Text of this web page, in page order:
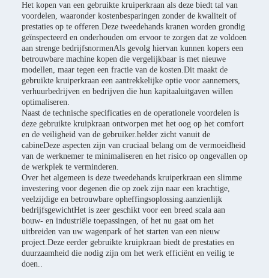
Het kopen van een gebruikte kruiperkraan als deze biedt tal van
voordelen, waaronder kostenbesparingen zonder de kwaliteit of
prestaties op te offeren.Deze tweedehands kranen worden grondig
geïnspecteerd en onderhouden om ervoor te zorgen dat ze voldoen
aan strenge bedrijfsnormenAls gevolg hiervan kunnen kopers een
betrouwbare machine kopen die vergelijkbaar is met nieuwe
modellen, maar tegen een fractie van de kosten.Dit maakt de
gebruikte kruiperkraan een aantrekkelijke optie voor aannemers,
verhuurbedrijven en bedrijven die hun kapitaaluitgaven willen
optimaliseren.
Naast de technische specificaties en de operationele voordelen is
deze gebruikte kruipkraan ontworpen met het oog op het comfort
en de veiligheid van de gebruiker.helder zicht vanuit de
cabineDeze aspecten zijn van cruciaal belang om de vermoeidheid
van de werknemer te minimaliseren en het risico op ongevallen op
de werkplek te verminderen.
Over het algemeen is deze tweedehands kruiperkraan een slimme
investering voor degenen die op zoek zijn naar een krachtige,
veelzijdige en betrouwbare opheffingsoplossing.aanzienlijk
bedrijfsgewichtHet is zeer geschikt voor een breed scala aan
bouw- en industriële toepassingen, of het nu gaat om het
uitbreiden van uw wagenpark of het starten van een nieuw
project.Deze eerder gebruikte kruipkraan biedt de prestaties en
duurzaamheid die nodig zijn om het werk efficiënt en veilig te
doen..